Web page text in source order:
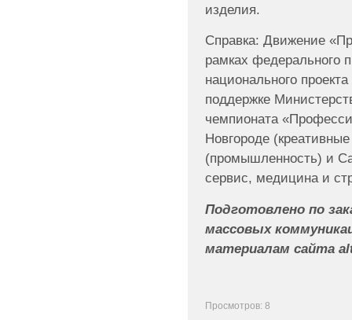
изделия.
Справка: Движение
рамках федерального
национального
поддержке
чемпионата
Новгороде
(промышленность) и
сервис, медицина и
Подготовлено по
массовых
материалам сайта
Просмотров: 8